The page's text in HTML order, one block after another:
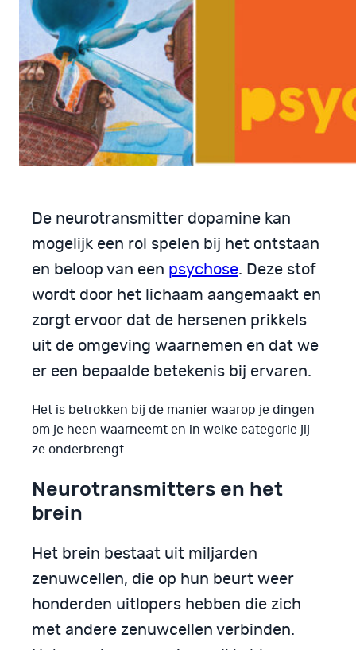
De neurotransmitter dopamine kan
mogelijk een rol spelen bij het ontstaan
en beloop van een psychose. Deze stof
wordt door het lichaam aangemaakt en
zorgt ervoor dat de hersenen prikkels
uit de omgeving waarnemen en dat we
er een bepaalde betekenis bij ervaren.
Het is betrokken bij de manier waarop je dingen
om je heen waarneemt en in welke categorie jij
ze onderbrengt.
Neurotransmitters en het
brein
Het brein bestaat uit miljarden
zenuwcellen, die op hun beurt weer
honderden uitlopers hebben die zich
met andere zenuwcellen verbinden.